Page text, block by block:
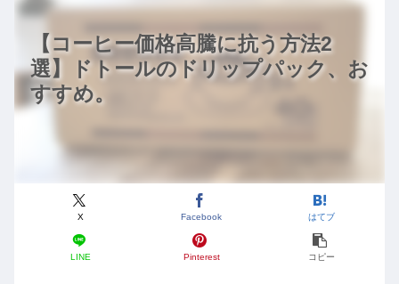
【コーヒー価格高騰に抗う方法2
選】ドトールのドリップパック、お
すすめ。
X Facebook はてブ
LINE Pinterest コピー